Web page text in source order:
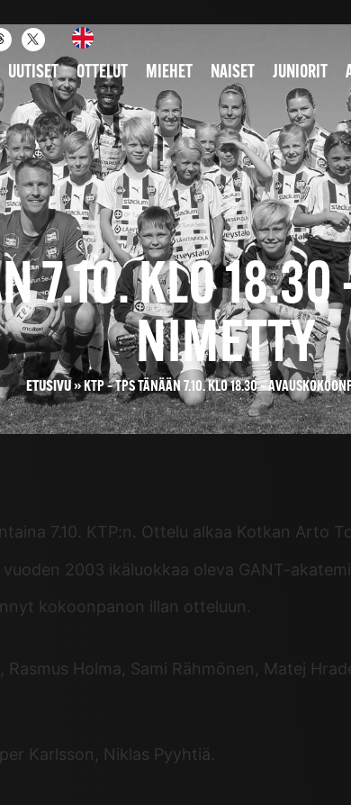
UUTISET OTTELUT MIEHET NAISET JUNIORIT
7.10. KLO 18.30
NIMETTY
ETUSIVU» KTP – TPS TÄNÄÄN 7.10. KLO 18.30 –
7.10. KTP:n. Ottelu alkaa Kotkan Arto
2003 ikäluokkaa oleva GANT-
kokoonpanon illan otteluun.
Holma, Sami Rähmönen, Matej
Karlsson, Niklas Pyyhtiä.